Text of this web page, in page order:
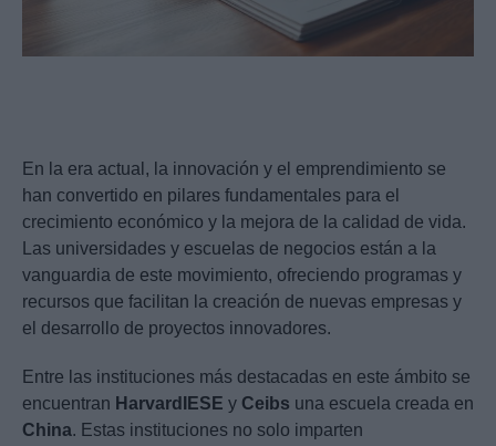
En la era actual, la innovación y el emprendimiento se
han convertido en pilares fundamentales para el
crecimiento económico y la mejora de la calidad de vida.
Las universidades y escuelas de negocios están a la
vanguardia de este movimiento, ofreciendo programas y
recursos que facilitan la creación de nuevas empresas y
el desarrollo de proyectos innovadores.
Entre las instituciones más destacadas en este ámbito se
encuentran Harvard IESE y Ceibs una escuela creada en
China. Estas instituciones no solo imparten